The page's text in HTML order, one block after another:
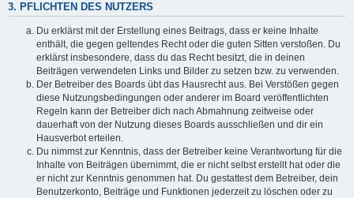
3. PFLICHTEN DES NUTZERS
Du erklärst mit der Erstellung eines Beitrags, dass er keine Inhalte
enthält, die gegen geltendes Recht oder die guten Sitten verstoßen. Du
erklärst insbesondere, dass du das Recht besitzt, die in deinen
Beiträgen verwendeten Links und Bilder zu setzen bzw. zu verwenden.
Der Betreiber des Boards übt das Hausrecht aus. Bei Verstößen gegen
diese Nutzungsbedingungen oder anderer im Board veröffentlichten
Regeln kann der Betreiber dich nach Abmahnung zeitweise oder
dauerhaft von der Nutzung dieses Boards ausschließen und dir ein
Hausverbot erteilen.
Du nimmst zur Kenntnis, dass der Betreiber keine Verantwortung für die
Inhalte von Beiträgen übernimmt, die er nicht selbst erstellt hat oder die
er nicht zur Kenntnis genommen hat. Du gestattest dem Betreiber, dein
Benutzerkonto, Beiträge und Funktionen jederzeit zu löschen oder zu